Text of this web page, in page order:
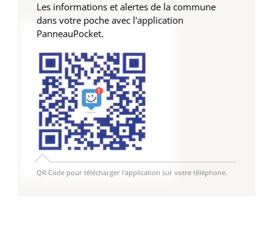
Les informations et alertes de la commune
dans votre poche avec l'application
PanneauPocket.
QR Code pour télécharger l'application sur votre téléphone.